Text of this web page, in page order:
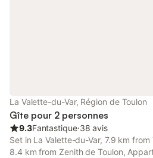
La Valette-du-Var, Région de Toulon
Gîte pour 2 personnes
9.3Fantastique⋅38 avis
Set in La Valette-du-Var, 7.9 km
8.4 km from Zenith de Toulon,